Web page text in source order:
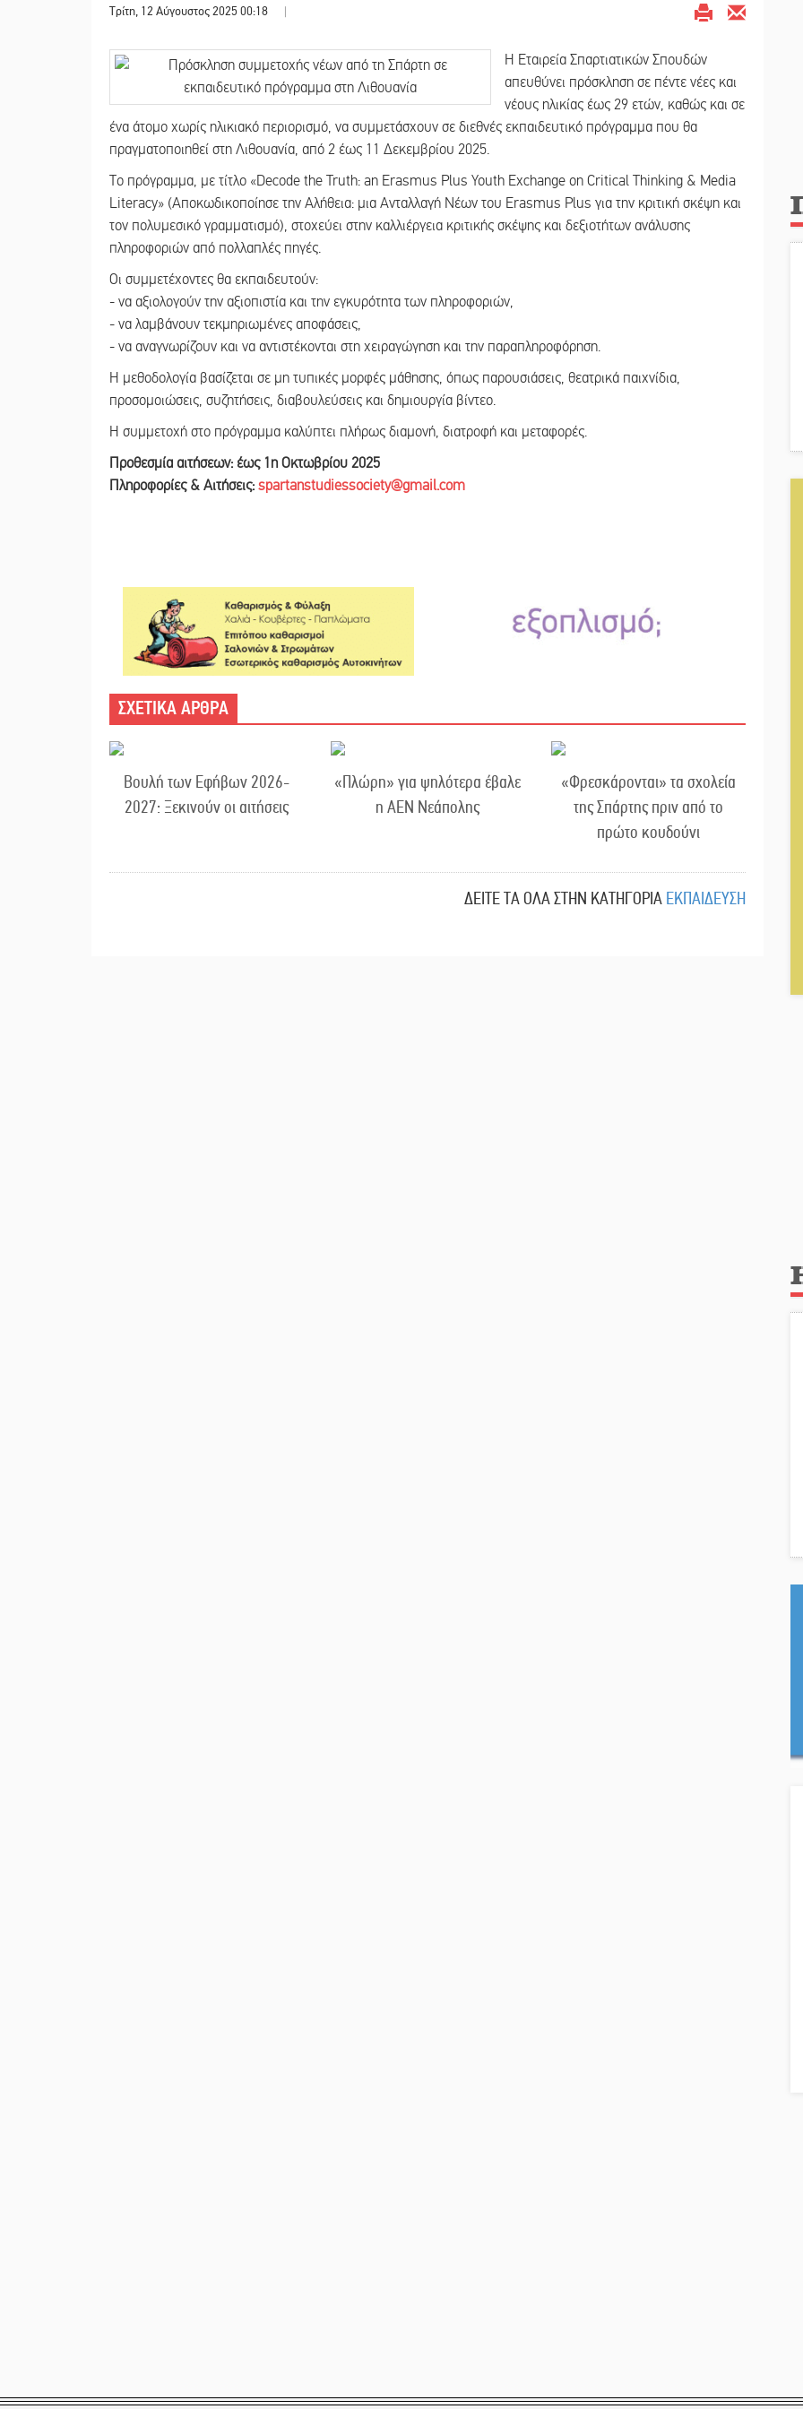
Τρίτη, 12 Αύγουστος 2025 00:18 |
Η Εταιρεία Σπαρτιατικών Σπουδών
απευθύνει πρόσκληση σε πέντε νέες και
νέους ηλικίας έως 29 ετών, καθώς και σε
ένα άτομο χωρίς ηλικιακό περιορισμό, να συμμετάσχουν σε διεθνές εκπαιδευτικό πρόγραμμα που θα
πραγματοποιηθεί στη Λιθουανία, από 2 έως 11 Δεκεμβρίου 2025.
Το πρόγραμμα, με τίτλο «Decode the Truth: an Erasmus Plus Youth Exchange on Critical Thinking & Media
Literacy» (Αποκωδικοποίησε την Αλήθεια: μια Ανταλλαγή Νέων του Erasmus Plus για την κριτική σκέψη και
τον πολυμεσικό γραμματισμό), στοχεύει στην καλλιέργεια κριτικής σκέψης και δεξιοτήτων ανάλυσης
πληροφοριών από πολλαπλές πηγές.
Οι συμμετέχοντες θα εκπαιδευτούν:
- να αξιολογούν την αξιοπιστία και την εγκυρότητα των πληροφοριών,
- να λαμβάνουν τεκμηριωμένες αποφάσεις,
- να αναγνωρίζουν και να αντιστέκονται στη χειραγώγηση και την παραπληροφόρηση.
Η μεθοδολογία βασίζεται σε μη τυπικές μορφές μάθησης, όπως παρουσιάσεις, θεατρικά παιχνίδια,
προσομοιώσεις, συζητήσεις, διαβουλεύσεις και δημιουργία βίντεο.
Η συμμετοχή στο πρόγραμμα καλύπτει πλήρως διαμονή, διατροφή και μεταφορές.
Προθεσμία αιτήσεων: έως 1η Οκτωβρίου 2025
Πληροφορίες & Αιτήσεις: spartanstudiessociety@gmail.com
ΣΧΕΤΙΚΑ ΑΡΘΡΑ
Βουλή των Εφήβων 2026-
2027: Ξεκινούν οι αιτήσεις
«Πλώρη» για ψηλότερα έβαλε
η ΑΕΝ Νεάπολης
«Φρεσκάρονται» τα σχολεία
της Σπάρτης πριν από το
πρώτο κουδούνι
ΔΕΙΤΕ ΤΑ ΟΛΑ ΣΤΗΝ ΚΑΤΗΓΟΡΙΑ ΕΚΠΑΙΔΕΥΣΗ